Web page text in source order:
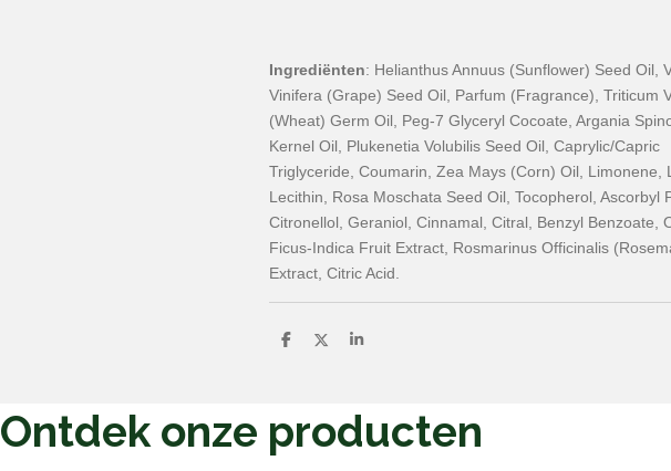
Ingrediënten: Helianthus Annuus (Sunflower) Seed Oil,
Vinifera (Grape) Seed Oil, Parfum (Fragrance), Triticum
(Wheat) Germ Oil, Peg-7 Glyceryl Cocoate, Argania
Kernel Oil, Plukenetia Volubilis Seed Oil, Caprylic/Capric
Triglyceride, Coumarin, Zea Mays (Corn) Oil, Limonene,
Lecithin, Rosa Moschata Seed Oil, Tocopherol, Ascorbyl
Citronellol, Geraniol, Cinnamal, Citral, Benzyl Benzoate,
Ficus-Indica Fruit Extract, Rosmarinus Officinalis
Extract, Citric Acid.
D
D
S
Ontdek onze producten